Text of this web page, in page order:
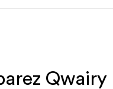
Qwairy